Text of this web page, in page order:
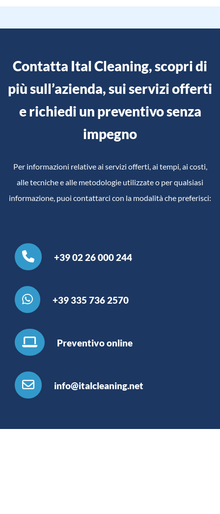
Contatta Ital Cleaning, scopri di
più sull’azienda, sui servizi offerti
e richiedi un preventivo senza
impegno
Per informazioni relative ai servizi offerti, ai tempi, ai costi,
alle tecniche e alle metodologie utilizzate o per qualsiasi
informazione, puoi contattarci con la modalità che preferisci:
+39 02 26 000 244
+39 335 736 2570
Preventivo online
info@italcleaning.net